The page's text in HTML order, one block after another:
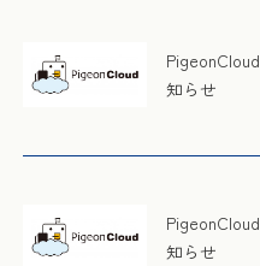
知らせ
知らせ